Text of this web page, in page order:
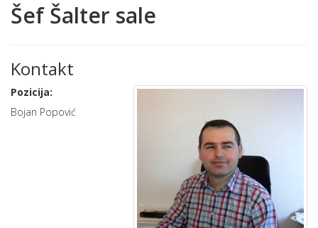
Šef Šalter sale
Kontakt
Pozicija:
Bojan Popović